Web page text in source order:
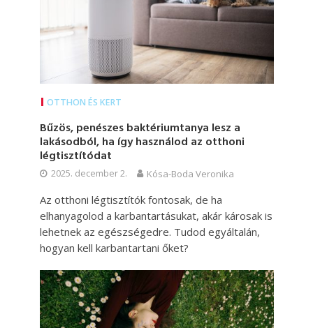
OTTHON ÉS KERT
Bűzös, penészes baktériumtanya lesz a
lakásodból, ha így használod az otthoni
légtisztítódat
2025. december 2. Kósa-Boda Veronika
Az otthoni légtisztítók fontosak, de ha
elhanyagolod a karbantartásukat, akár károsak is
lehetnek az egészségedre. Tudod egyáltalán,
hogyan kell karbantartani őket?